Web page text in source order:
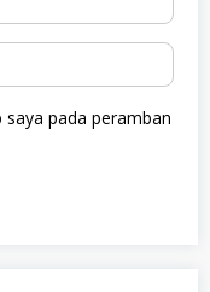
pada peramban